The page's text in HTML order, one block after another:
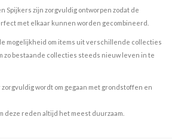
Spijkers zijn zorgvuldig ontworpen zodat de
met elkaar kunnen worden gecombineerd.
mogelijkheid om items uit verschillende collecties
zo bestaande collecties steeds nieuw leven in te
wordt om gegaan met grondstoffen en
deze reden altijd het meest duurzaam.